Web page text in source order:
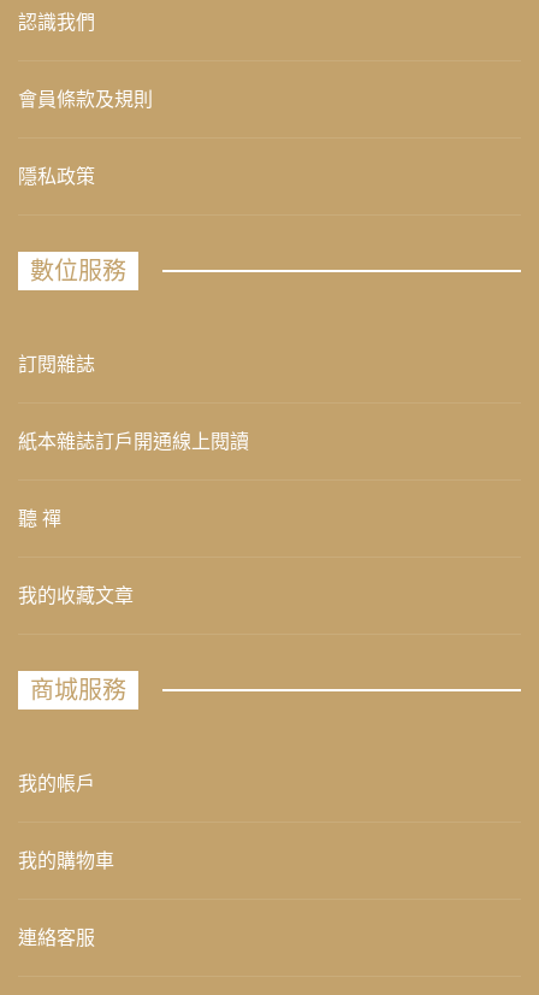
認識我們
會員條款及規則
隱私政策
數位服務
訂閱雜誌
紙本雜誌訂戶開通線上閱讀
聽 禪
我的收藏文章
商城服務
我的帳戶
我的購物車
連絡客服